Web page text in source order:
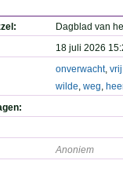
Dagblad van
18 juli 2026
onverwacht, vrij
wilde, weg,
Anoniem